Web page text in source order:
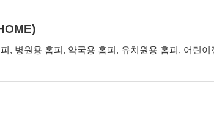
, 병원용 홈피, 약국용 홈피, 유치원용 홈피, 어린